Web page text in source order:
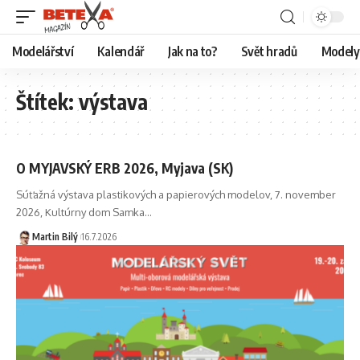
Modelářství Kalendář Jak na to? Svět hradů
Štítek:výstava
O MYJAVSKÝ ERB 2026, Myjava (SK)
Súťažná výstava plastikových a papierových modelov, 7. november
2026, Kultúrny dom Samka…
Martin Bilý 16.7.2026